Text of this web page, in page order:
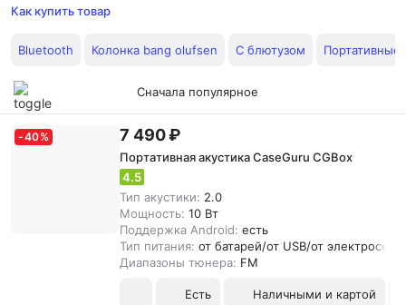
Как купить товар
Bluetooth Колонка bang olufsen С блютузом Портативные
Сначала популярное
-40% 7 490 ₽
Портативная акустика CaseGuru CGBox
4.5
Тип акустики: 2.0
Мощность: 10 Вт
Поддержка Android: есть
Тип питания: от батарей/от USB/от электросети
Диапазоны тюнера: FM
Есть Наличными и картой